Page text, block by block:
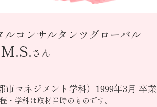
ルコンサルタンツグローバル
M.S.さん
市マネジメント学科） 1999年3月 卒業
・学科は取材当時のものです。